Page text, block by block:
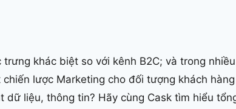
khác biệt so với kênh B2C; và trong
lược Marketing cho đối tượng khách
dữ liệu, thông tin? Hãy cùng Cask tìm hiểu